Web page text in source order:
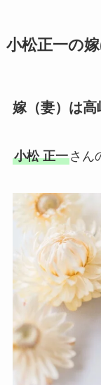
小松正一の
嫁（妻）は高
小松 正一さん